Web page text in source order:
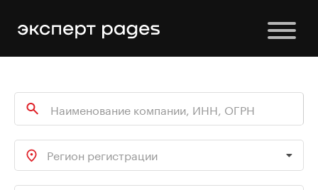
Регион регистрации